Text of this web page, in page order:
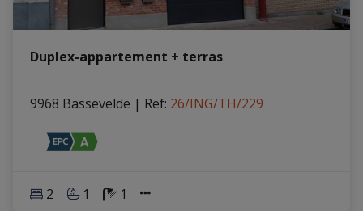
Duplex-appartement + terras
9968 Bassevelde | Ref: 26/ING/TH/229
2 1 1